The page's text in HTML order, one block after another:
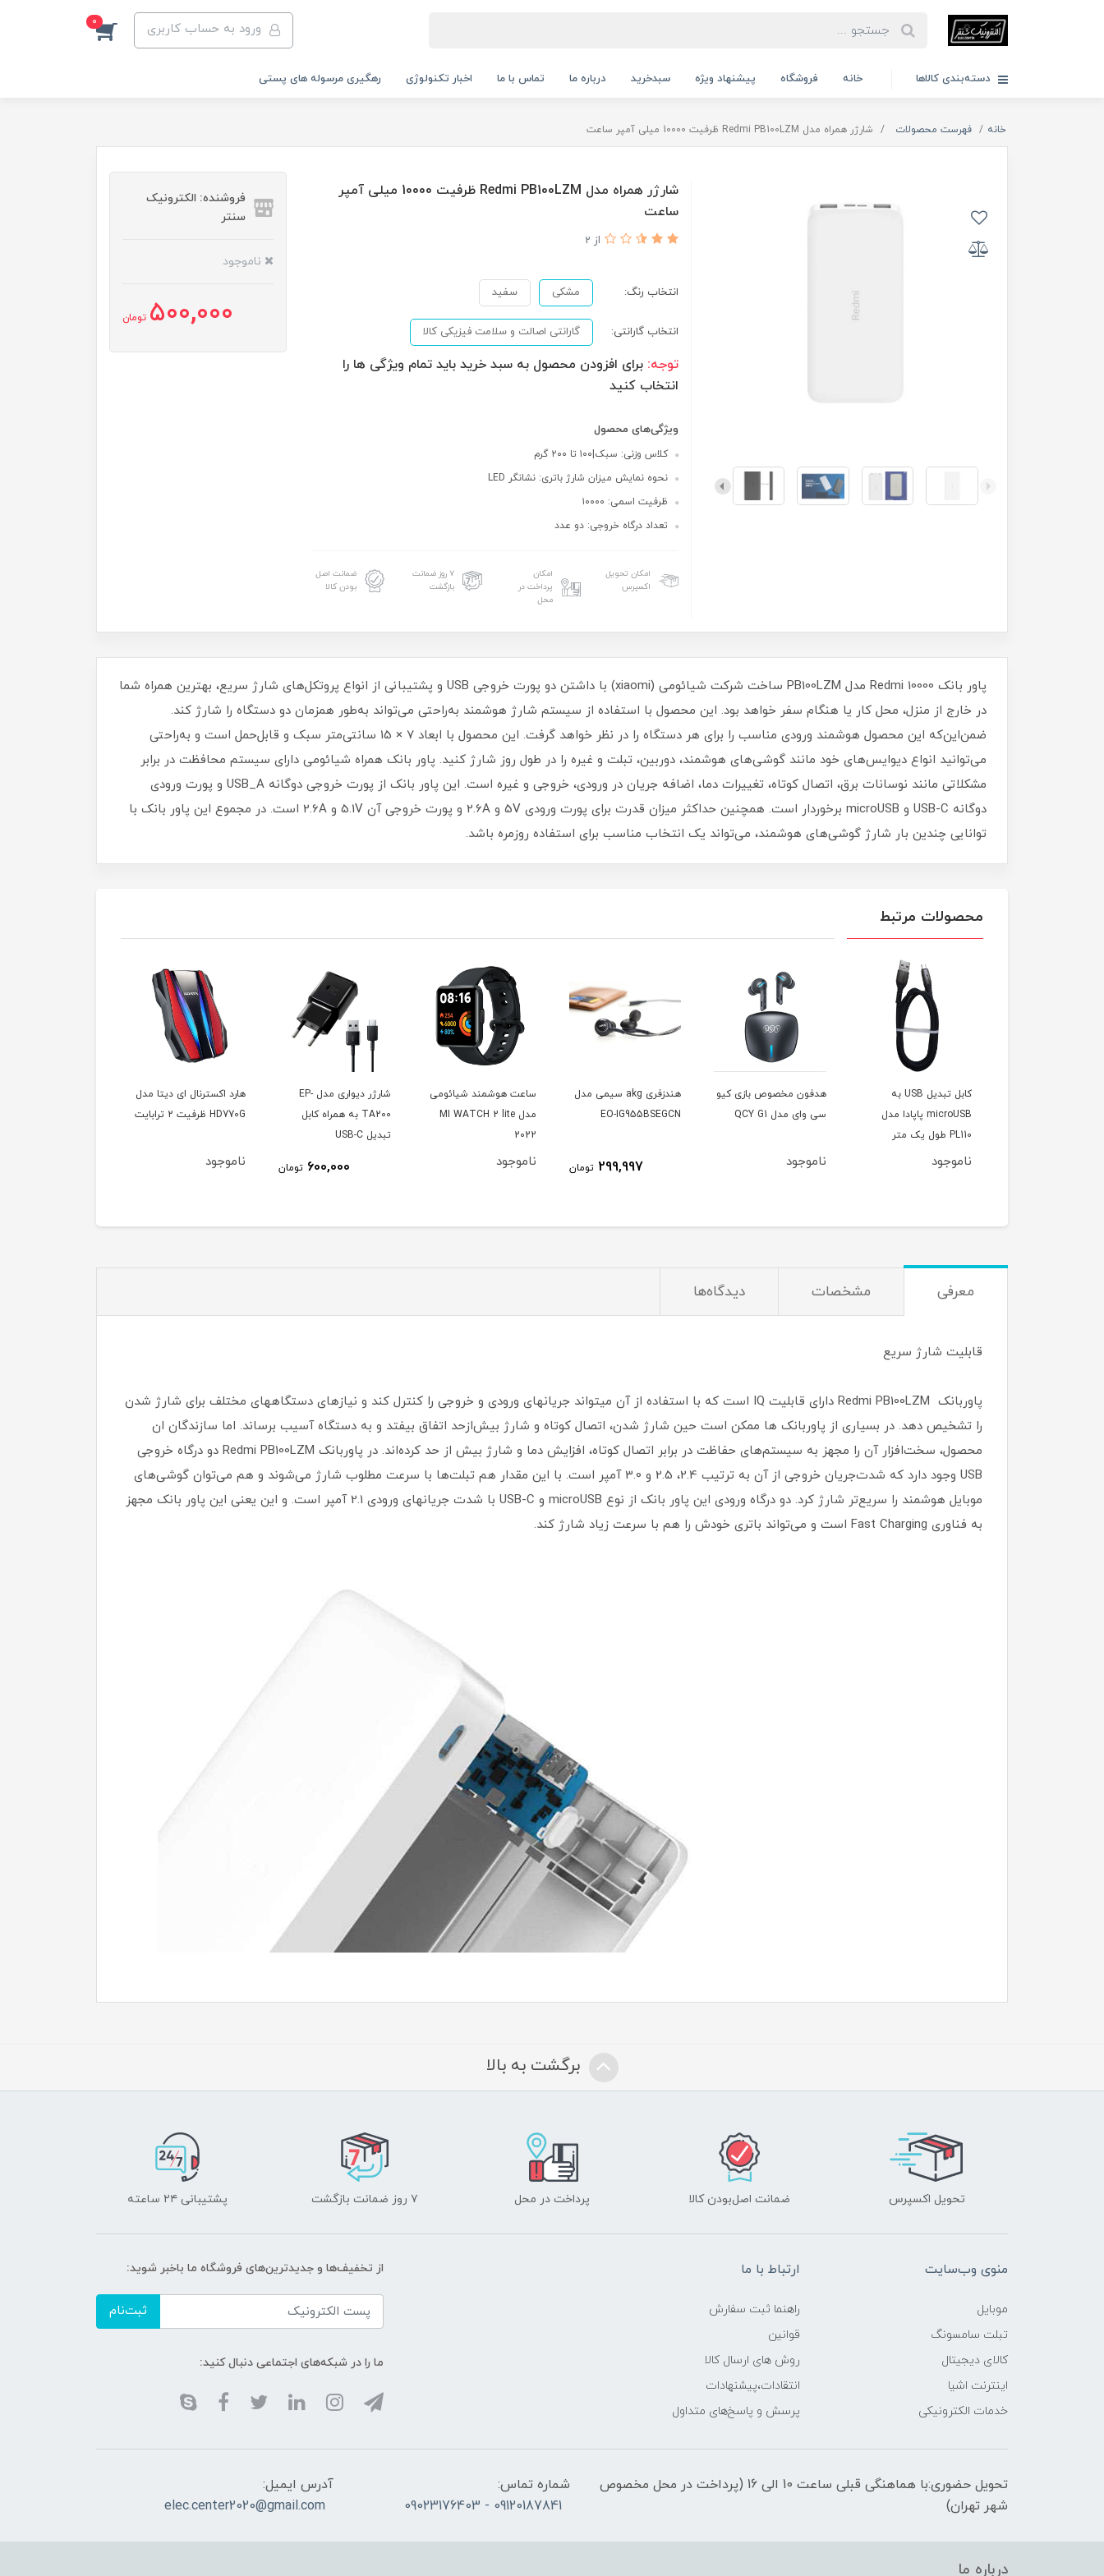
ورود به حساب کاربری 0
دسته‌بندی کالاها خانه فروشگاه پیشنهاد ویژه سبدخرید درباره ما تماس با ما اخبار تکنولوژی رهگیری مرسوله های پستی
خانه فهرست محصولات شارژر همراه مدل Redmi PB100LZM ظرفیت 10000 میلی آمپر ساعت
شارژر همراه مدل Redmi PB100LZM ظرفیت 10000 میلی آمپر
ساعت
از 2
انتخاب رنگ: مشکی سفید
انتخاب گارانتی: گارانتی اصالت و سلامت فیزیکی کالا
توجه: برای افزودن محصول به سبد خرید باید تمام ویژگی ها را
انتخاب کنید
ویژگی‌های محصول
کلاس وزنی: سبک|۱۰۰ تا ۲۰۰ گرم
نحوه نمایش میزان شارژ باتری: نشانگر LED
ظرفیت اسمی: ۱۰۰۰۰
تعداد درگاه خروجی: دو عدد
امکان تحویل
اکسپرس
امکان
پرداخت در
محل
۷ روز ضمانت
بازگشت
ضمانت اصل
بودن کالا
فروشنده: الکترونیک
سنتر
ناموجود
500,000 تومان
پاور بانک 10000 Redmi مدل PB100LZM ساخت شرکت شیائومی (xiaomi) با داشتن دو پورت خروجی USB و پشتیبانی از انواع پروتکل‌های شارژ سریع، بهترین همراه شما
در خارج از منزل، محل کار یا هنگام سفر خواهد بود. این محصول با استفاده از سیستم شارژ هوشمند به‌راحتی می‌تواند به‌طور همزمان دو دستگاه را شارژ کند.
ضمن‌این‌که این محصول هوشمند ورودی مناسب را برای هر دستگاه را در نظر خواهد گرفت. این محصول با ابعاد 7 × 15 سانتی‌متر سبک و قابل‌حمل است و به‌راحتی
می‌توانید انواع دیوایس‌های خود مانند گوشی‌های هوشمند، دوربین، تبلت و غیره را در طول روز شارژ کنید. پاور بانک همراه شیائومی دارای سیستم محافظت در برابر
مشکلاتی مانند نوسانات برق، اتصال کوتاه، تغییرات دما، اضافه جریان در ورودی، خروجی و غیره است. این پاور بانک از پورت خروجی دوگانه USB_A و پورت ورودی
دوگانه USB-C و microUSB برخوردار است. همچنین حداکثر میزان قدرت برای پورت ورودی 5V و 2.6A و پورت خروجی آن 5.1V و 2.6A است. در مجموع این پاور بانک با
توانایی چندین بار شارژ گوشی‌های هوشمند، می‌تواند یک انتخاب مناسب برای استفاده روزمره باشد.
محصولات مرتبط
هدفون مخصوص بازی کیو
سی وای مدل QCY G1
ناموجود
هندزفری akg سیمی مدل
EO-IG955BSEGCN
299,997
ساعت هوشمند شیائومی
مدل MI WATCH 2 lite
ناموجود
شارژر دیواری مدل EP-
TA200 به همراه کابل
تبدیل USB-C
هارد اکسترنال ای دیتا مدل
HD770G ظرفیت 2 ترابایت
هارد اکسترنال ای دیتا مدل
HD770G ظرفیت 1 ترابایت
ناموجود
معرفی مشخصات دیدگاه‌ها
قابلیت شارژ سریع
پاوربانک Redmi PB100LZM دارای قابلیت IQ است که با استفاده از آن می‎تواند جریان‎های ورودی و خروجی را کنترل کند و نیازهای دستگاه‎های مختلف برای شارژ شدن
را تشخیص دهد. در بسیاری از پاوربانک ‎ها ممکن است حین شارژ شدن، اتصال کوتاه و شارژ بیش‌ازحد اتفاق بیفتد و به دستگاه آسیب برساند. اما سازندگان ان
محصول، سخت‌افزار آن را مجهز به سیستم‌های حفاظت در برابر اتصال کوتاه، افزایش دما و شارژ بیش از حد کرده‌اند. در پاوربانک Redmi PB100LZM دو درگاه خروجی
USB وجود دارد که شدت‌جریان خروجی از آن به ترتیب 2.4، 2.5 و 3.0 آمپر است. با این مقدار هم تبلت‌ها با سرعت مطلوب شارژ می‌شوند و هم می‌توان گوشی‌های
موبایل هوشمند را سریع‌تر شارژ کرد. دو درگاه ورودی این پاور بانک از نوع microUSB و USB-C با شدت ‌جریان‎های ورودی 2.1 آمپر است. و این یعنی این پاور بانک مجهز
به فناوری Fast Charging است و می‌تواند باتری خودش را هم با سرعت زیاد شارژ ‌کند.
برگشت به بالا
تحویل اکسپرس ضمانت اصل‌بودن کالا پرداخت در محل ۷ روز ضمانت بازگشت پشتیبانی ۲۴ ساعته
منوی وب‌سایت
موبایل
تبلت سامسونگ
کالای دیجیتال
اینترنت اشیا
خدمات الکترونیکی
ارتباط با ما
راهنما ثبت سفارش
قوانین
روش های ارسال کالا
انتقادات،پیشنهادات
پرسش و پاسخ‌های متداول
از تخفیف‌ها و جدیدترین‌های فروشگاه ما باخبر شوید:
ثبت‌نام
ما را در شبکه‌های اجتماعی دنبال کنید:
تحویل حضوری:با هماهنگی قبلی ساعت 10 الی 16 (پرداخت در محل مخصوص
شهر تهران)
شماره تماس:
09120187841 - 09023176403
آدرس ایمیل:
elec.center2020@gmail.com
درباره ما